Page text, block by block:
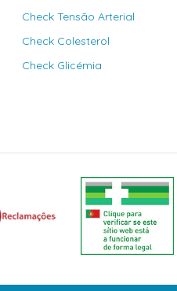
Check Tensão Arterial
Check Colesterol
Check Glicémia